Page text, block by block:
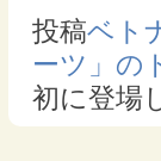
投稿ベト
ーツ」の
初に登場